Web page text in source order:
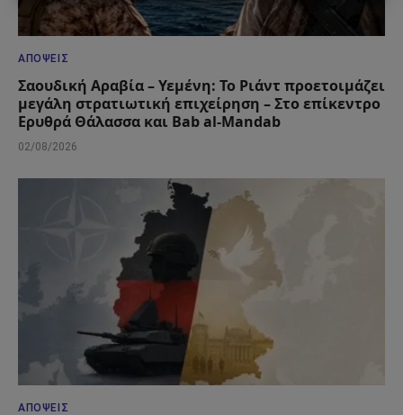
ΑΠΌΨΕΙΣ
Σαουδική Αραβία – Υεμένη: Το Ριάντ προετοιμάζει
μεγάλη στρατιωτική επιχείρηση – Στο επίκεντρο
Ερυθρά Θάλασσα και Bab al-Mandab
02/08/2026
ΑΠΌΨΕΙΣ